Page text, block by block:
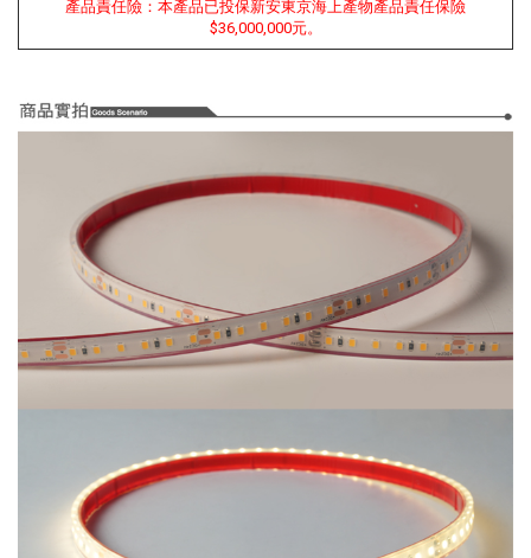
產品責任險：本產品已投保新安東京海上產物產品責任保險
$36,000,000元。